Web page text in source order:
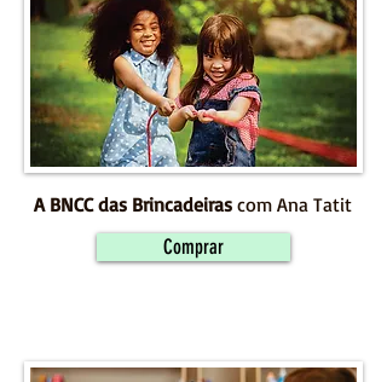
A BNCC das Brincadeiras com Ana Tatit
Comprar